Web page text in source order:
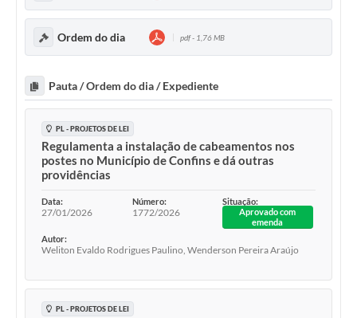
Ordem do dia pdf - 1,76 MB
Pauta / Ordem do dia / Expediente
PL - PROJETOS DE LEI
Regulamenta a instalação de cabeamentos nos
postes no Município de Confins e dá outras
providências
Data:
27/01/2026
Número:
1772/2026
Situação:
Aprovado com
emenda
Autor:
Weliton Evaldo Rodrigues Paulino, Wenderson Pereira Araújo
PL - PROJETOS DE LEI